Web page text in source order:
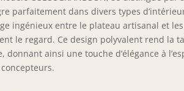
parfaitement dans divers types
ingénieux entre le plateau artisanal et
le regard. Ce design polyvalent rend la
ainsi une touche d’élégance à